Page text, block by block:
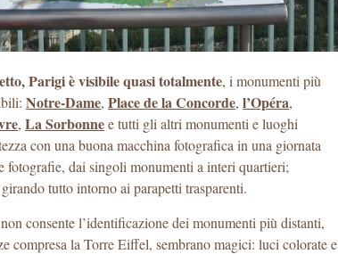
Parigi è visibile quasi totalmente, i monumenti più
Notre-Dame, Place de la Concorde, l’Opéra,
, La Sorbonnee tutti gli altri monumenti e luoghi
con una buona macchina fotografica in una giornata
fotografie, dai singoli monumenti a interi quartieri;
tutto intorno ai parapetti trasparenti.
consente l’identificazione dei monumenti più distanti,
compresa la Torre Eiffel, sembrano magici: luci colorate e